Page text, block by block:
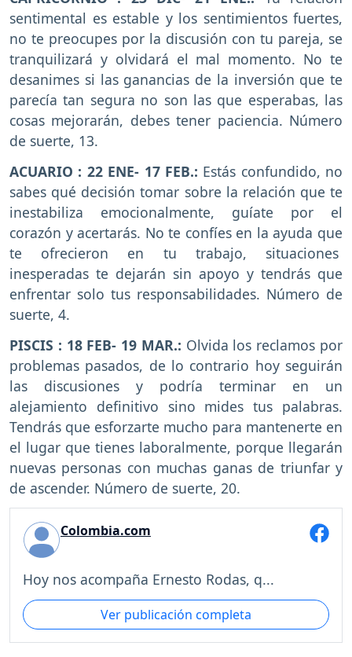
sentimental es estable y los sentimientos fuertes,
no te preocupes por la discusión con tu pareja, se
tranquilizará y olvidará el mal momento. No te
desanimes si las ganancias de la inversión que te
parecía tan segura no son las que esperabas, las
cosas mejorarán, debes tener paciencia. Número
de suerte, 13.
ACUARIO : 22 ENE- 17 FEB.: Estás confundido, no
sabes qué decisión tomar sobre la relación que te
inestabiliza emocionalmente, guíate por el
corazón y acertarás. No te confíes en la ayuda que
te ofrecieron en tu trabajo, situaciones
inesperadas te dejarán sin apoyo y tendrás que
enfrentar solo tus responsabilidades. Número de
suerte, 4.
PISCIS : 18 FEB- 19 MAR.: Olvida los reclamos por
problemas pasados, de lo contrario hoy seguirán
las discusiones y podría terminar en un
alejamiento definitivo sino mides tus palabras.
Tendrás que esforzarte mucho para mantenerte en
el lugar que tienes laboralmente, porque llegarán
nuevas personas con muchas ganas de triunfar y
de ascender. Número de suerte, 20.
Colombia.com
Hoy nos acompaña Ernesto Rodas, q...
Ver publicación completa